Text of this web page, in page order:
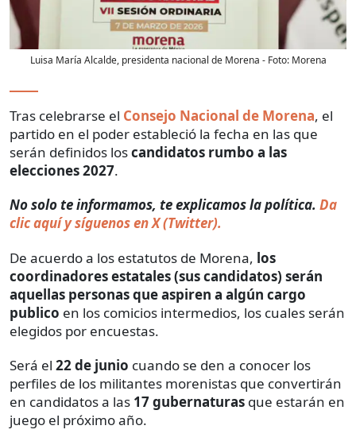
Luisa María Alcalde, presidenta nacional de Morena - Foto: Morena
Tras celebrarse el Consejo Nacional de Morena, el
partido en el poder estableció la fecha en las que
serán definidos loscandidatos rumbo a las
elecciones 2027.
No solo te informamos, te explicamos la política. Da
clic aquí y síguenos en X (Twitter).
De acuerdo a los estatutos de Morena, los
coordinadores estatales (sus candidatos) serán
aquellas personas que aspiren a algún cargo
publico en los comicios intermedios, los cuales serán
elegidos por encuestas.
Será el 22 de junio cuando se den a conocer los
perfiles de los militantes morenistas que convertirán
en candidatos a las 17 gubernaturas que estarán en
juego el próximo año.